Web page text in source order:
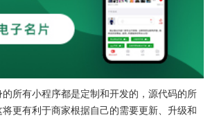
所有小程序都是定制和开发的，源代码的所
更有利于商家根据自己的需要更新、升级和